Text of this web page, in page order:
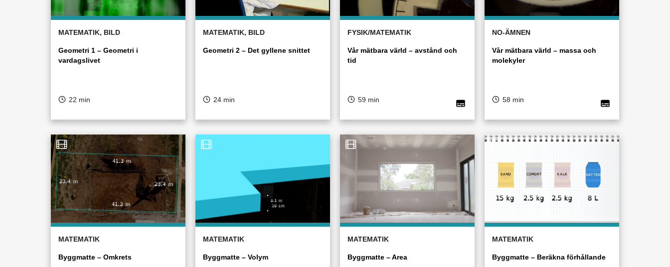
MATEMATIK, BILD
Geometri 1 – Geometri i
vardagslivet
22 min
MATEMATIK, BILD
Geometri 2 – Det gyllene snittet
24 min
FYSIK/MATEMATIK
Vår mätbara värld – avstånd och
tid
59 min
NO-ÄMNEN
Vår mätbara värld – massa och
molekyler
58 min
MATEMATIK
Byggmatte – Omkrets
MATEMATIK
Byggmatte – Volym
MATEMATIK
Byggmatte – Area
MATEMATIK
Byggmatte – Beräkna förhållande